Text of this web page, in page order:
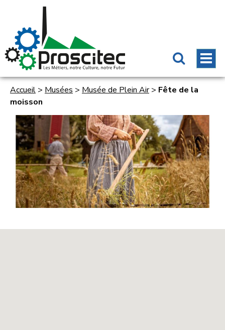
Accueil > Musées > Musée de Plein Air> Fête de la
moisson